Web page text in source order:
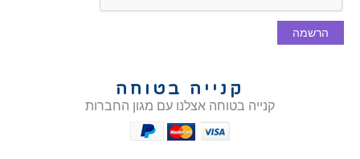
הרשמה
קנייה בטוחה
קנייה בטוחה אצלנו עם מגון החברות